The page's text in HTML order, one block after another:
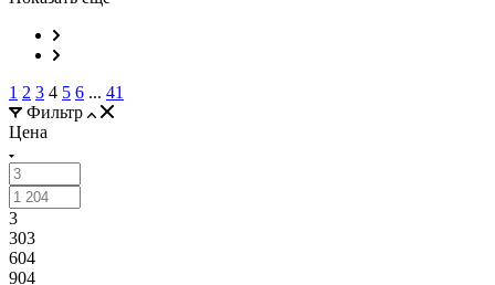
1 2 3 4 5 6 ... 41
Фильтр
Цена
3
303
604
904